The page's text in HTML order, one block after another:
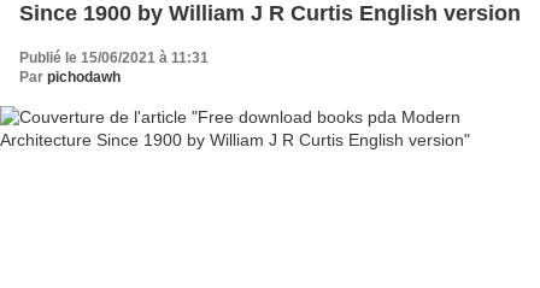
Since 1900 by William J R Curtis English version
Publié le 15/06/2021 à 11:31
Par pichodawh